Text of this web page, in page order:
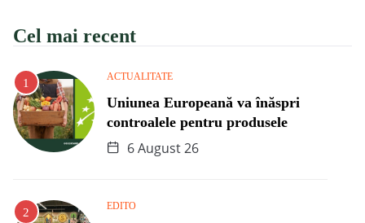
Cel mai recent
ACTUALITATE
Uniunea Europeană va înăspri
controalele pentru produsele
6 August 26
EDITO